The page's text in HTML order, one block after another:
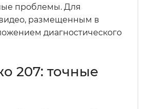
проблемы. Для
размещенным в
диагностического
207: точные